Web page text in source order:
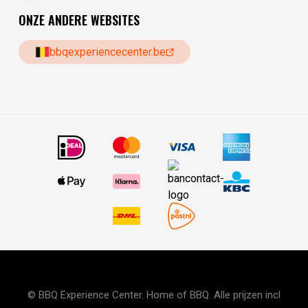
ONZE ANDERE WEBSITES
bbqexperiencecenter.be
© BBQ Experience Center. Home of BBQ. Alle prijzen incl